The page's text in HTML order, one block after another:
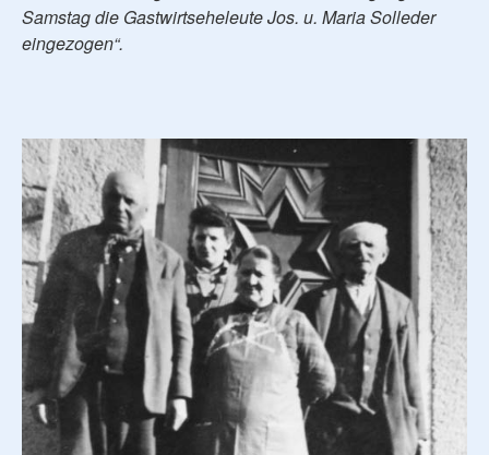
Samstag die Gastwirtseheleute Jos. u. Maria Solleder
eingezogen“.